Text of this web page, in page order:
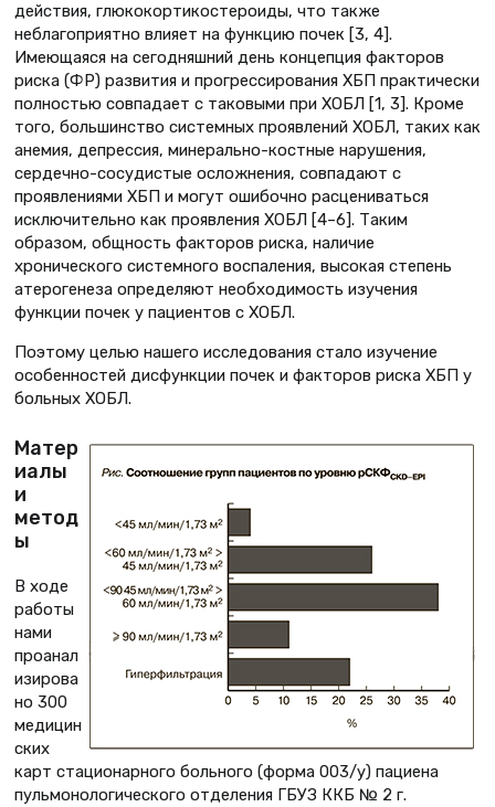
действия, глюкокортикостероиды, что также
неблагоприятно влияет на функцию почек [3, 4].
Имеющаяся на сегодняшний день концепция факторов
риска (ФР) развития и прогрессирования ХБП практически
полностью совпадает с таковыми при ХОБЛ [1, 3]. Кроме
того, большинство системных проявлений ХОБЛ, таких как
анемия, депрессия, минерально-костные нарушения,
сердечно-сосудистые осложнения, совпадают с
проявлениями ХБП и могут ошибочно расцениваться
исключительно как проявления ХОБЛ [4–6]. Таким
образом, общность факторов риска, наличие
хронического системного воспаления, высокая степень
атерогенеза определяют необходимость изучения
функции почек у пациентов с ХОБЛ.
Поэтому целью нашего исследования стало изучение
особенностей дисфункции почек и факторов риска ХБП у
больных ХОБЛ.
Матер
иалы
и
метод
ы
В ходе
работы
нами
проанал
изирова
но 300
медицин
ских
карт стационарного больного (форма 003/у) пациена
пульмонологического отделения ГБУЗ ККБ № 2 г.